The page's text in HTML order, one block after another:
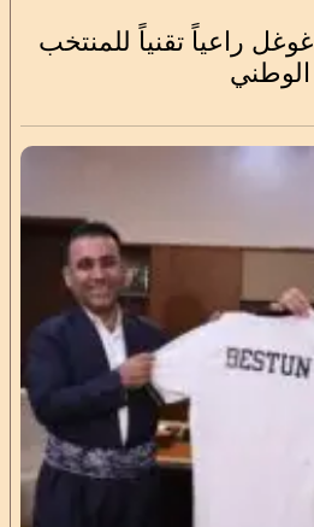
راعياً تقنياً للمنتخب
الوطني